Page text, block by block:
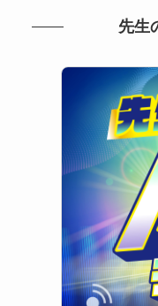
先生